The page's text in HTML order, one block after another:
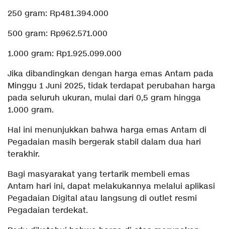
250 gram: Rp481.394.000
500 gram: Rp962.571.000
1.000 gram: Rp1.925.099.000
Jika dibandingkan dengan harga emas Antam pada
Minggu 1 Juni 2025, tidak terdapat perubahan harga
pada seluruh ukuran, mulai dari 0,5 gram hingga
1.000 gram.
Hal ini menunjukkan bahwa harga emas Antam di
Pegadaian masih bergerak stabil dalam dua hari
terakhir.
Bagi masyarakat yang tertarik membeli emas
Antam hari ini, dapat melakukannya melalui aplikasi
Pegadaian Digital atau langsung di outlet resmi
Pegadaian terdekat.